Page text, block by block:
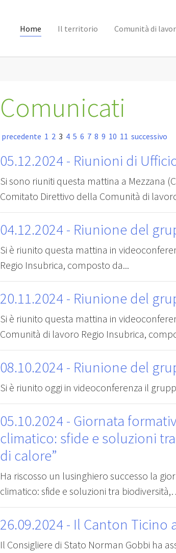
Home Il territorio Comunità di
Comunicati
precedente 1 2 3 4 5 6 7 8 9 10 11 successivo
05.12.2024 - Riunioni di
Si sono riuniti questa mattina a Mezzana
Comitato Direttivo della Comunità di
04.12.2024 - Riunione del
Si è riunito questa mattina in
Regio Insubrica, composto da...
20.11.2024 - Riunione del
Si è riunito questa mattina in
Comunità di lavoro Regio Insubrica,
08.10.2024 - Riunione del
Si è riunito oggi in videoconferenza il
05.10.2024 - Giornata
climatico: sfide e soluzioni
di calore”
Ha riscosso un lusinghiero successo la
climatico: sfide e soluzioni tra
26.09.2024 - Il Canton Ticino
Il Consigliere di Stato Norman Gobbi ha